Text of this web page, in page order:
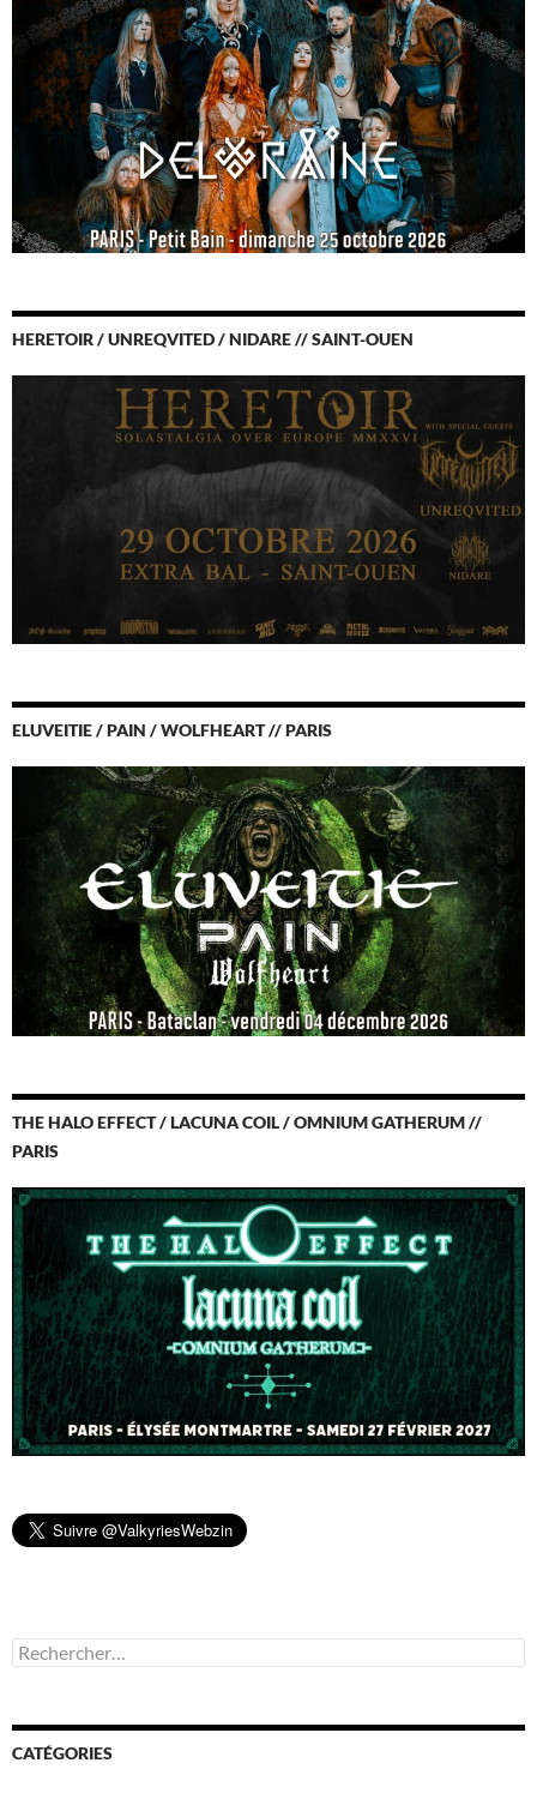
HERETOIR / UNREQVITED / NIDARE // SAINT-OUEN
ELUVEITIE / PAIN / WOLFHEART // PARIS
THE HALO EFFECT / LACUNA COIL / OMNIUM GATHERUM //
PARIS
Rechercher :
CATÉGORIES